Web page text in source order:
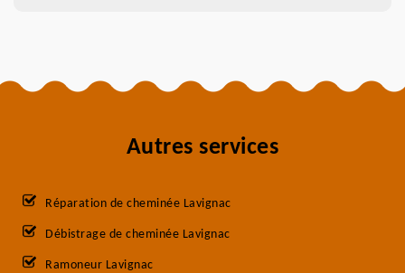
Autres services
Réparation de cheminée Lavignac
Débistrage de cheminée Lavignac
Ramoneur Lavignac